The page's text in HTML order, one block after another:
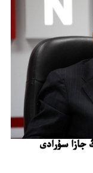
جازا سۇرادى